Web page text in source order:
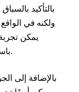
ولكنه في
يمكن
باستخدام تقنية وسرعة معقولة لفترة طويلة.
بالإضافة إلى